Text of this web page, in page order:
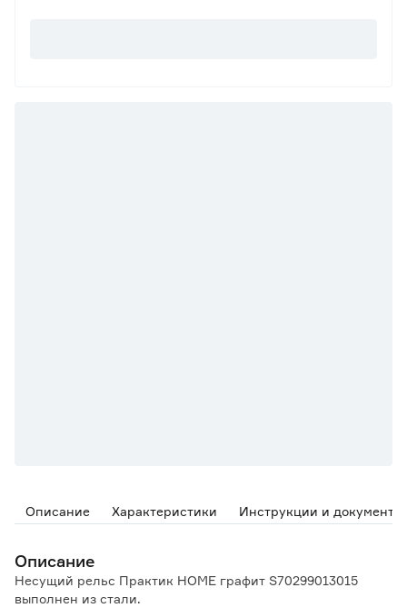
Описание Характеристики Инструкции и документы
Описание
Несущий рельс Практик HOME графит S70299013015
выполнен из стали.